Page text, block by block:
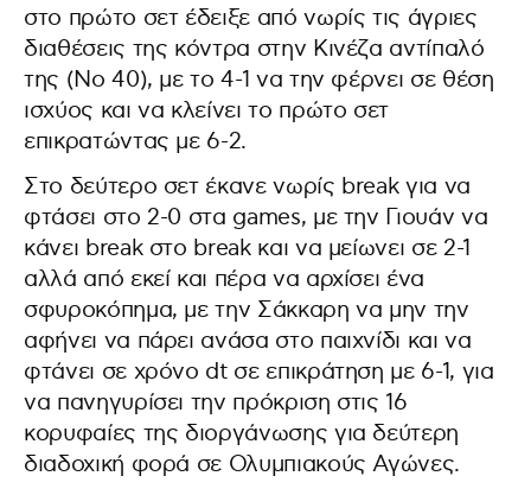
στο πρώτο σετ έδειξε από νωρίς τις άγριες
διαθέσεις της κόντρα στην Κινέζα αντίπαλό
της (Νο 40), με το 4-1 να την φέρνει σε θέση
ισχύος και να κλείνει το πρώτο σετ
επικρατώντας με 6-2.
Στο δεύτερο σετ έκανε νωρίς break για να
φτάσει στο 2-0 στα games, με την Γιουάν να
κάνει break στο break και να μείωνει σε 2-1
αλλά από εκεί και πέρα να αρχίσει ένα
σφυροκόπημα, με την Σάκκαρη να μην την
αφήνει να πάρει ανάσα στο παιχνίδι και να
φτάνει σε χρόνο dt σε επικράτηση με 6-1, για
να πανηγυρίσει την πρόκριση στις 16
κορυφαίες της διοργάνωσης για δεύτερη
διαδοχική φορά σε Ολυμπιακούς Αγώνες.